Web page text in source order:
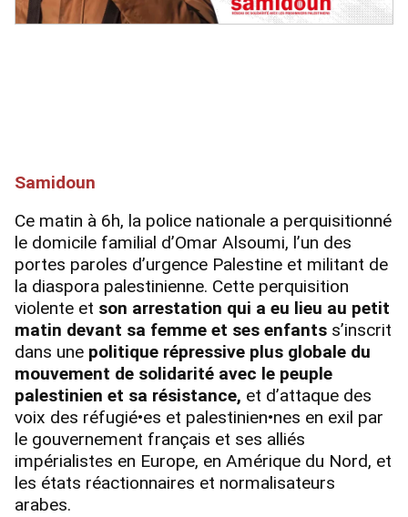
Samidoun
Ce matin à 6h, la police nationale a perquisitionné
le domicile familial d’Omar Alsoumi, l’un des
portes paroles d’urgence Palestine et militant de
la diaspora palestinienne. Cette perquisition
violente et son arrestation qui a eu lieu au petit
matin devant sa femme et ses enfants s’inscrit
dans une politique répressive plus globale du
mouvement de solidarité avec le peuple
palestinien et sa résistance, et d’attaque des
voix des réfugié•es et palestinien•nes en exil par
le gouvernement français et ses alliés
impérialistes en Europe, en Amérique du Nord, et
les états réactionnaires et normalisateurs
arabes.